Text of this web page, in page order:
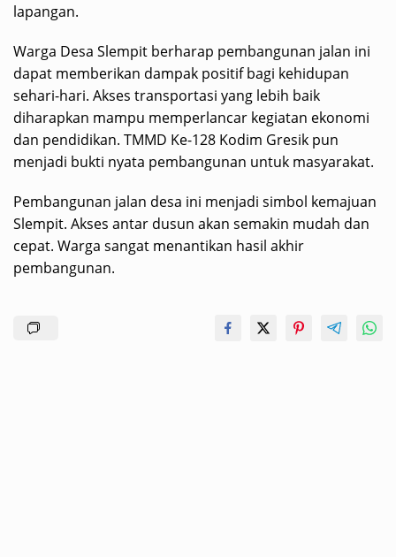
lapangan.
Warga Desa Slempit berharap pembangunan jalan ini
dapat memberikan dampak positif bagi kehidupan
sehari-hari. Akses transportasi yang lebih baik
diharapkan mampu memperlancar kegiatan ekonomi
dan pendidikan. TMMD Ke-128 Kodim Gresik pun
menjadi bukti nyata pembangunan untuk masyarakat.
Pembangunan jalan desa ini menjadi simbol kemajuan
Slempit. Akses antar dusun akan semakin mudah dan
cepat. Warga sangat menantikan hasil akhir
pembangunan.